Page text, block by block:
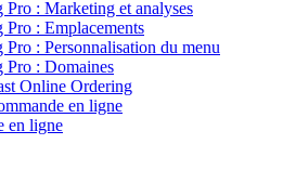
: Marketing et analyses
: Emplacements
: Personnalisation du menu
Pro : Domaines
Online Ordering
en ligne
en ligne